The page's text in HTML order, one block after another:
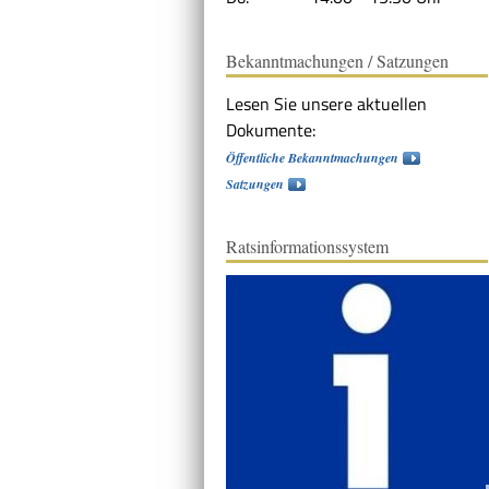
Bekanntmachungen / Satzungen
Lesen Sie unsere aktuellen
Dokumente:
Öffentliche Bekanntmachungen
Satzungen
Ratsinformationssystem